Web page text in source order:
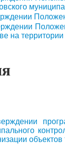
на
объектов